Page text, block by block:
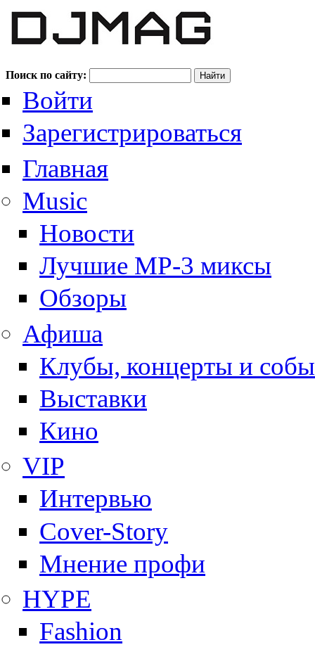
Поиск по сайту:
Войти
Зарегистрироваться
Главная
Music
Новости
Лучшие MP-3 миксы
Обзоры
Афиша
Клубы, концерты и
Выставки
Кино
VIP
Интервью
Cover-Story
Мнение профи
HYPE
Fashion